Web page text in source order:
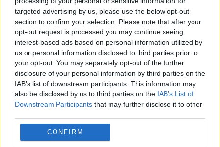
targeted advertising by us, please use the below opt-out
section to confirm your selection. Please note that after your
opt-out request is processed you may continue seeing
interest-based ads based on personal information utilized by
us or personal information disclosed to third parties prior to
your opt-out. You may separately opt-out of the further
disclosure of your personal information by third parties on the
IAB’s list of downstream participants. This information may
also be disclosed by us to third parties on the IAB’s List of
Downstream Participants that may further disclose it to other
CONFIRM